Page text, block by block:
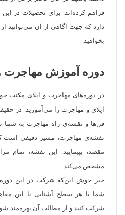
فراهم کرده‌اند. برای تحصیلات در
دارد که جهت آگاهی از آن می‌توانید
بخواهید.
دوره آموزش مهاجرت و
در دوره‌‌های مهاجرت و اپلای مکتب
اپلای و مهاجرت را می‌آموزید. در
فن‌ها و نقشه‌ی راه مهاجرت به شما
نقشه‌ی مهاجرت، مسیر دقیقی است
مقصد، بپیمایید. این نقشه، تمام
مشخص می‌کند.
خبر خوش این‌که شرکت در این
شما با هر سطح آشنایی با این
شرکت کنید و از مطالب آن بهره‌مند